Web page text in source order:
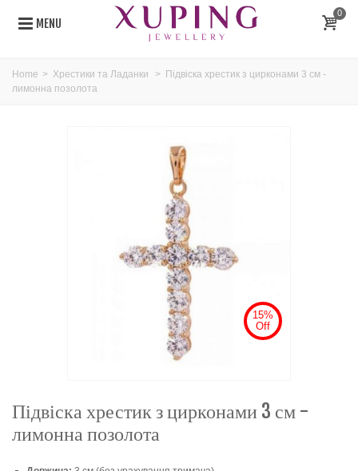
MENU
0
Home > Хрестики та Ладанки > Підвіска хрестик з цирконами 3 см -
лимонна позолота
15%
Off
Підвіска хрестик з цирконами 3 см -
лимонна позолота